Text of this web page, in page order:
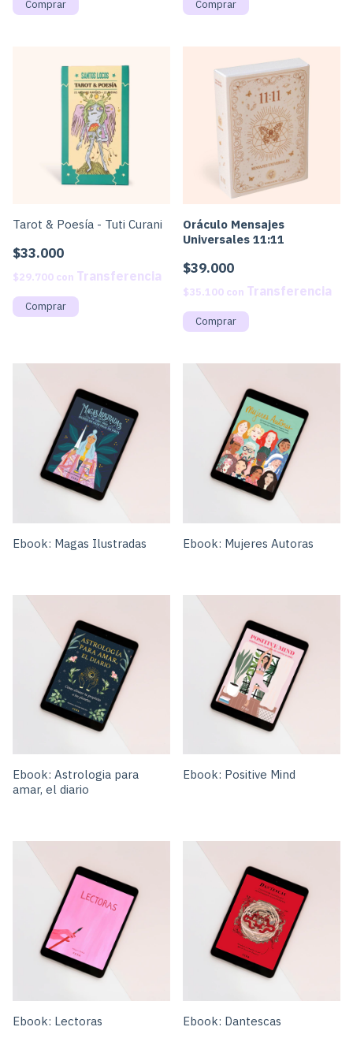
Tarot & Poesía - Tuti Curani
$33.000
$29.700 con
Oráculo Mensajes
Universales 11:11
$39.000
$35.100 con
Ebook: Magas Ilustradas Ebook: Mujeres Autoras
Ebook: Astrologia para
amar, el diario
Ebook: Positive Mind
Ebook: Lectoras Ebook: Dantescas